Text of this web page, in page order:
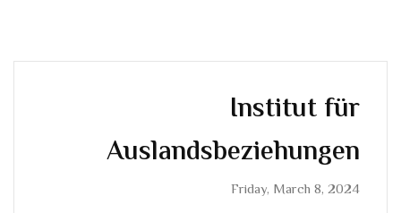
Institut für
Auslandsbeziehungen
Friday, March 8, 2024